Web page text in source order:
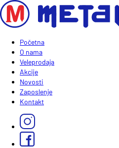
Početna
O nama
Veleprodaja
Akcije
Novosti
Zaposlenje
Kontakt